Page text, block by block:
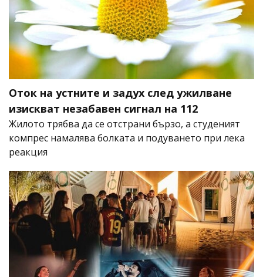
Оток на устните и задух след ужилване
изискват незабавен сигнал на 112
Жилото трябва да се отстрани бързо, а студеният
компрес намалява болката и подуването при лека
реакция